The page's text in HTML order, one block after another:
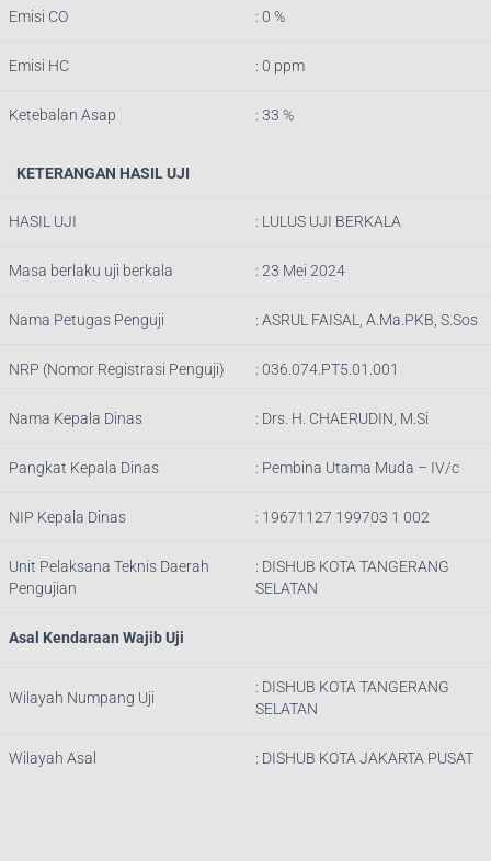
Emisi CO : 0 %
Emisi HC : 0 ppm
Ketebalan Asap : 33 %
KETERANGAN HASIL UJI
HASIL UJI : LULUS UJI BERKALA
Masa berlaku uji berkala : 23 Mei 2024
Nama Petugas Penguji : ASRUL FAISAL, A.Ma.PKB, S.Sos
NRP (Nomor Registrasi Penguji) : 036.074.PT5.01.001
Nama Kepala Dinas : Drs. H. CHAERUDIN, M.Si
Pangkat Kepala Dinas : Pembina Utama Muda – IV/c
NIP Kepala Dinas : 19671127 199703 1 002
Unit Pelaksana Teknis Daerah
Pengujian
: DISHUB KOTA TANGERANG
SELATAN
Asal Kendaraan Wajib Uji
Wilayah Numpang Uji
: DISHUB KOTA TANGERANG
SELATAN
Wilayah Asal : DISHUB KOTA JAKARTA PUSAT